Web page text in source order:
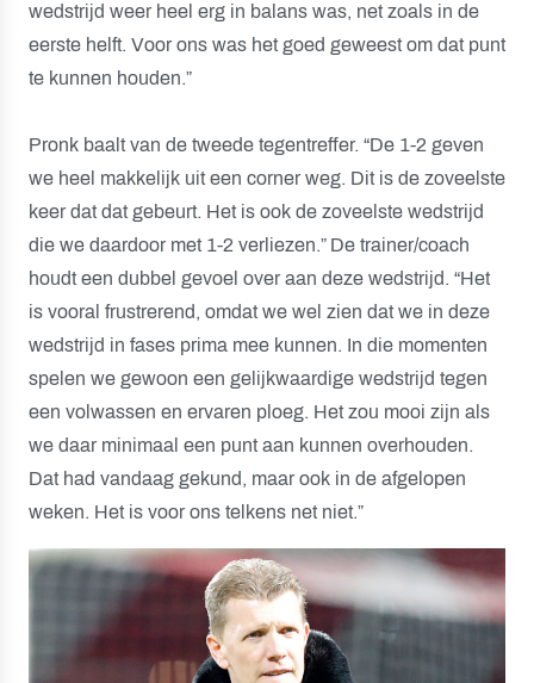
wedstrijd weer heel erg in balans was, net zoals in de
eerste helft. Voor ons was het goed geweest om dat punt
te kunnen houden.”
Pronk baalt van de tweede tegentreffer. “De 1-2 geven
we heel makkelijk uit een corner weg. Dit is de zoveelste
keer dat dat gebeurt. Het is ook de zoveelste wedstrijd
die we daardoor met 1-2 verliezen.” De trainer/coach
houdt een dubbel gevoel over aan deze wedstrijd. “Het
is vooral frustrerend, omdat we wel zien dat we in deze
wedstrijd in fases prima mee kunnen. In die momenten
spelen we gewoon een gelijkwaardige wedstrijd tegen
een volwassen en ervaren ploeg. Het zou mooi zijn als
we daar minimaal een punt aan kunnen overhouden.
Dat had vandaag gekund, maar ook in de afgelopen
weken. Het is voor ons telkens net niet.”